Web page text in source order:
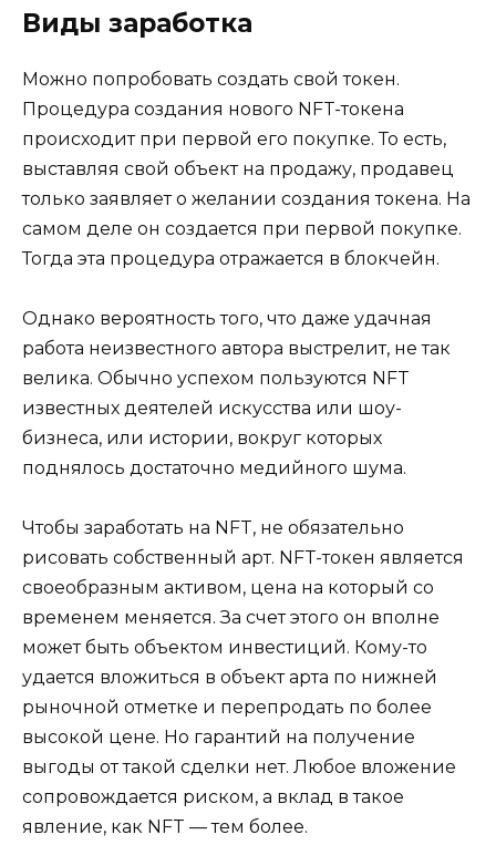
Виды заработка
Можно попробовать создать свой токен.
Процедура создания нового NFT-токена
происходит при первой его покупке. То есть,
выставляя свой объект на продажу, продавец
только заявляет о желании создания токена. На
самом деле он создается при первой покупке.
Тогда эта процедура отражается в блокчейн.
Однако вероятность того, что даже удачная
работа неизвестного автора выстрелит, не так
велика. Обычно успехом пользуются NFT
известных деятелей искусства или шоу-
бизнеса, или истории, вокруг которых
поднялось достаточно медийного шума.
Чтобы заработать на NFT, не обязательно
рисовать собственный арт. NFT-токен является
своеобразным активом, цена на который со
временем меняется. За счет этого он вполне
может быть объектом инвестиций. Кому-то
удается вложиться в объект арта по нижней
рыночной отметке и перепродать по более
высокой цене. Но гарантий на получение
выгоды от такой сделки нет. Любое вложение
сопровождается риском, а вклад в такое
явление, как NFT — тем более.